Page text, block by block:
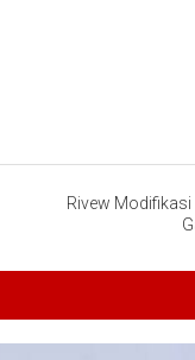
Rivew